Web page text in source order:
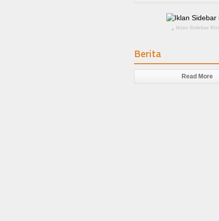
▴ Iklan Sidebar Kiri
Berita
Read More